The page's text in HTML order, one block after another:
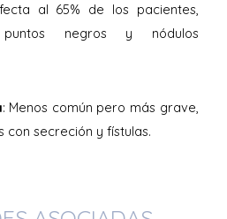
al 65% de los pacientes,
negros y nódulos
: Menos común pero más grave,
secreción y fístulas.